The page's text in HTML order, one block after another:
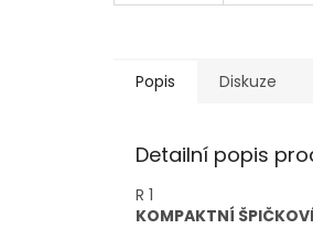
Popis Diskuze
Detailní popis
R 1
KOMPAKTNÍ